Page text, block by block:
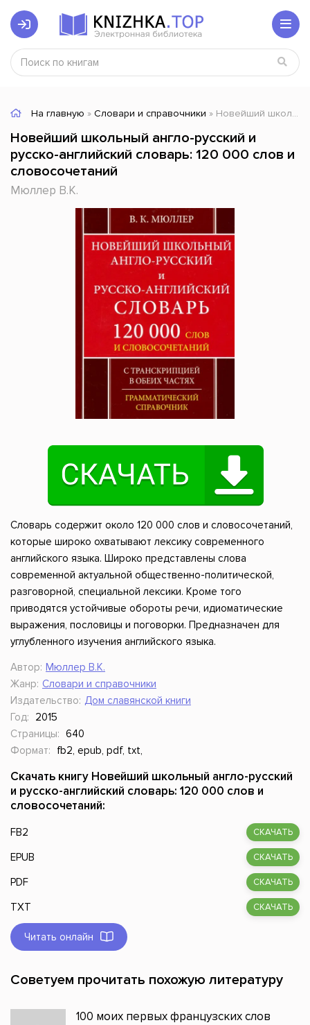
На главную » Словари и справочники » Новейший школьный англо-русский и русско-английский словарь: 120 000 слов и словосочетаний
Новейший школьный англо-русский и
русско-английский словарь: 120 000 слов и
словосочетаний
Мюллер В.К.
Словарь содержит около 120 000 слов и словосочетаний,
которые широко охватывают лексику современного
английского языка. Широко представлены слова
современной актуальной общественно-политической,
разговорной, специальной лексики. Кроме того
приводятся устойчивые обороты речи, идиоматические
выражения, пословицы и поговорки. Предназначен для
углубленного изучения английского языка.
Автор: Мюллер В.К.
Жанр: Словари и справочники
Издательство: Дом славянской книги
Год:
2015
Страницы: 640
Формат:
fb2, epub, pdf, txt,
Скачать книгу Новейший школьный англо-русский
и русско-английский словарь: 120 000 слов и
словосочетаний:
FB2 СКАЧАТЬ
EPUB СКАЧАТЬ
PDF СКАЧАТЬ
TXT СКАЧАТЬ
Читать онлайн
Советуем прочитать похожую литературу
100 моих первых французских слов